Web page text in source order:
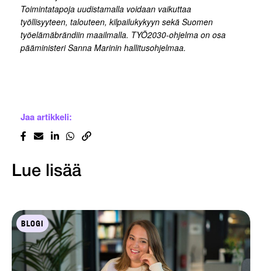
Toimintatapoja uudistamalla voidaan vaikuttaa
työllisyyteen, talouteen, kilpailukykyyn sekä Suomen
työelämäbrändiin maailmalla. TYÖ2030-ohjelma on osa
pääministeri Sanna Marinin hallitusohjelmaa.
Jaa artikkeli:
Lue lisää
BLOGI